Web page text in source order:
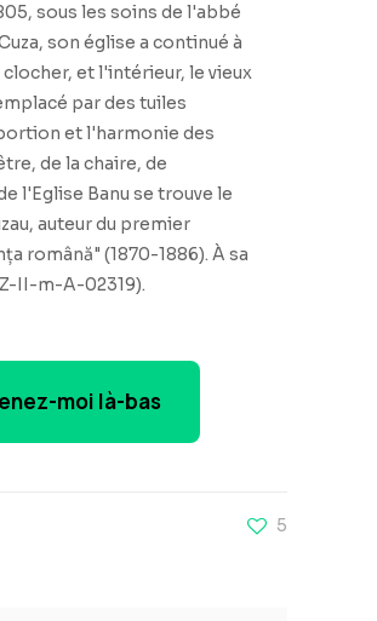
sous les soins de l'abbé
son église a continué à
et l'intérieur, le vieux
par des tuiles
et l'harmonie des
de la chaire, de
l'Eglise Banu se trouve le
auteur du premier
română" (1870-1886). À sa
II-m-A-02319).
moi là-bas
5